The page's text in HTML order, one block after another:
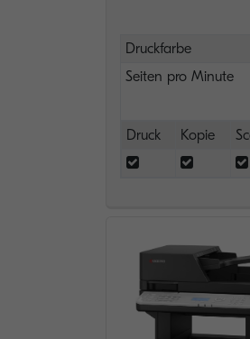
Druckfarbe
Seiten pro Minute
Druck
Kopie